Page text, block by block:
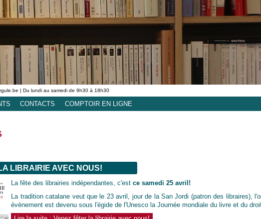
| Du lundi au samedi de 9h30 à 18h30
CONTACTS COMPTOIR EN LIGNE
LIBRAIRIE AVEC NOUS!
La fête des librairies indépendantes, c'estce samedi 25 avril!
La tradition catalane veut que le 23 avril, jour de la San Jordi (patron des libraires),
évènement est devenu sous l'égide de l'Unesco la Journée mondiale du livre et du